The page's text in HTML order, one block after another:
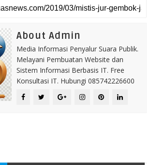
About Admin
Media Informasi Penyalur Suara Publik.
Melayani Pembuatan Website dan
Sistem Informasi Berbasis IT. Free
Konsultasi IT. Hubungi 085742226600